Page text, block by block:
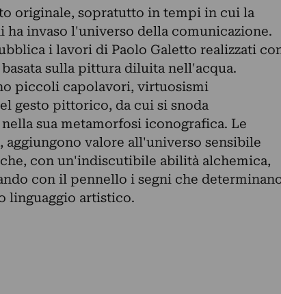
originale, sopratutto in tempi in cui la
ha invaso l'universo della comunicazione.
i lavori di Paolo Galetto realizzati
sulla pittura diluita nell'acqua.
piccoli capolavori, virtuosismi
gesto pittorico, da cui si snoda
sua metamorfosi iconografica. Le
aggiungono valore all'universo sensibile
con un'indiscutibile abilità alchemica,
con il pennello i segni che
linguaggio artistico.